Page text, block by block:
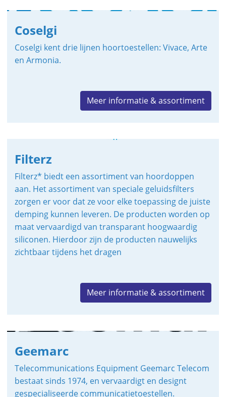
Coselgi
Coselgi kent drie lijnen hoortoestellen: Vivace, Arte
en Armonia.
Meer informatie & assortiment
Filterz
Filterz* biedt een assortiment van hoordoppen
aan. Hetassortiment van speciale geluidsfilters
zorgen er voor dat ze voor elke toepassing de juiste
demping kunnen leveren. De producten worden op
maat vervaardigd van transparant hoogwaardig
siliconen. Hierdoor zijn de producten nauwelijks
zichtbaar tijdens het dragen
Meer informatie & assortiment
Geemarc
Telecommunications Equipment Geemarc Telecom
bestaat sinds 1974, en vervaardigt en designt
gespecialiseerde communicatietoestellen.